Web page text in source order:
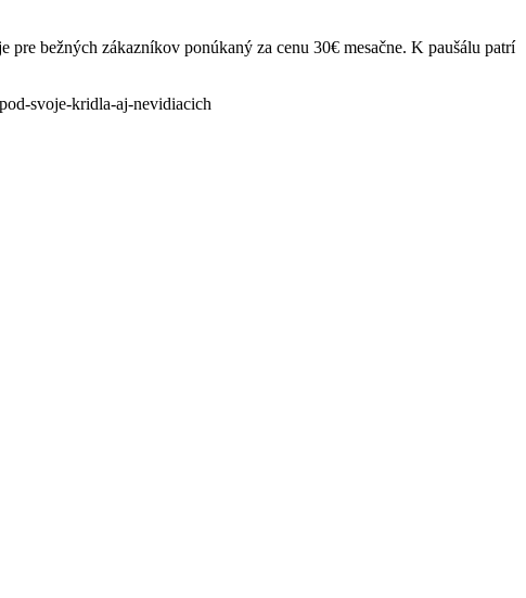
pre bežných zákazníkov ponúkaný za cenu 30€ mesačne. K paušálu patrí
svoje-kridla-aj-nevidiacich